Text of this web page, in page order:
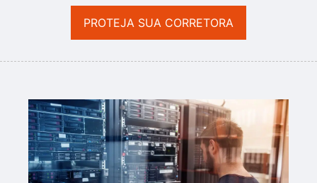
PROTEJA SUA CORRETORA